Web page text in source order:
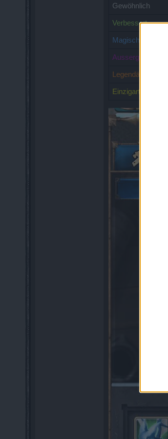
Gewöhnlich
Verbessert
Magisch
Aussergewöhnlich
Legendär
Einzigartig